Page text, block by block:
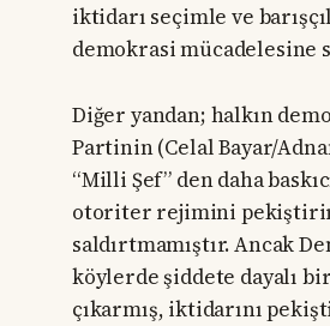
iktidarı seçimle ve
demokrasi mücadelesine
Diğer yandan; halkın
Partinin (Celal Bayar/
“Milli Şef” den daha
otoriter rejimini
saldırtmamıştır. Ancak
köylerde şiddete dayalı
çıkarmış, iktidarını